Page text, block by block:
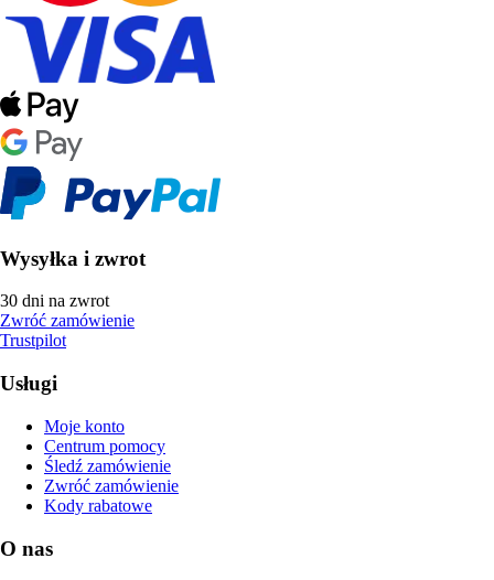
Wysyłka i zwrot
30 dni na zwrot
Zwróć zamówienie
Trustpilot
Usługi
Moje konto
Centrum pomocy
Śledź zamówienie
Zwróć zamówienie
Kody rabatowe
O nas